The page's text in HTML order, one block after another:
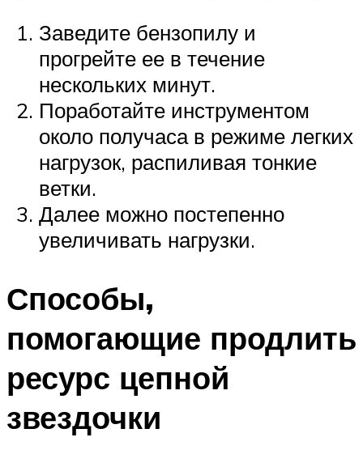
Заведите бензопилу и
прогрейте ее в течение
нескольких минут.
Поработайте инструментом
около получаса в режиме легких
нагрузок, распиливая тонкие
ветки.
Далее можно постепенно
увеличивать нагрузки.
Способы,
помогающие продлить
ресурс цепной
звездочки